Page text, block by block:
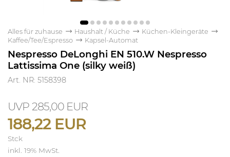
Alles für zuhause Haushalt / Küche
Küchen-Kleingeräte
Kaffee/Tee/Espresso
Kapsel-Automat
Nespresso DeLonghi EN 510.W Nespresso
Lattissima One (silky weiß)
Art. NR: 5158398
285,00 EUR
188,22 EUR
Stck
inkl. 19% MwSt.